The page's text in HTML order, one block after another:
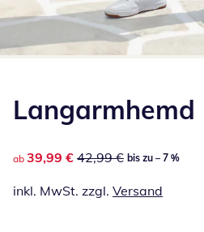
Langarmhemd
reduzierter Preis 39,99 €,
ab 39,99 € 42,99 € bis zu – 7 %
inkl. MwSt. zzgl. Versand